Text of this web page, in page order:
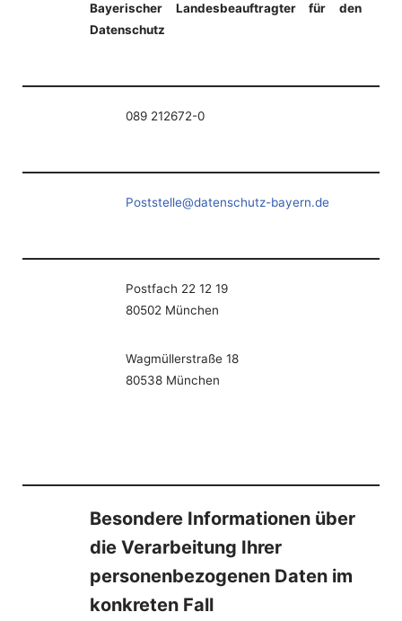
Bayerischer Landesbeauftragter für den
Datenschutz
089 212672-0
Poststelle@datenschutz-bayern.de
Postfach 22 12 19
80502 München
Wagmüllerstraße 18
80538 München
Besondere Informationen über
die Verarbeitung Ihrer
personenbezogenen Daten im
konkreten Fall